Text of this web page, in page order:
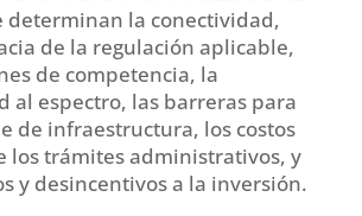
determinan la conectividad,
de la regulación aplicable,
de competencia, la
al espectro, las barreras para
de infraestructura, los costos
los trámites administrativos, y
y desincentivos a la inversión.